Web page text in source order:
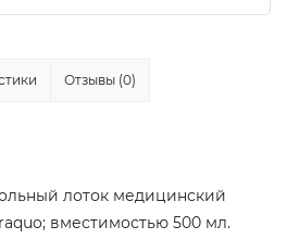
Отзывы (0)
лоток медицинский
вместимостью 500 мл.